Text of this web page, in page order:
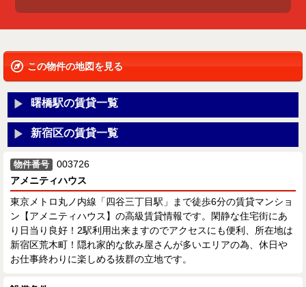
この物件の地図を見る
曙橋駅の賃貸一覧
新宿区の賃貸一覧
物件番号
003726
アメニティハウス
東京メトロ丸ノ内線「四谷三丁目駅」まで徒歩6分の賃貸マンショ
ン【アメニティハウス】の高級賃貸情報です。閑静な住宅街にあ
り日当り良好！2駅利用出来ますのでアクセスにも便利、所在地は
新宿区荒木町！隠れ家的な飲み屋さんが多いエリアの為、休日や
お仕事終わりに楽しめる抜群の立地です。